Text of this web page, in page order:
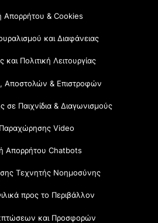
Απορρήτου & Cookies
και Διαφάνειας
και Πολιτική Λειτουργίας
Αποστολών & Επιστροφών
σε Παιχνίδια & Διαγωνισμούς
Video
Απορρήτου Chatbots
Τεχνητής Νοημοσύνης
προς το Περιβάλλον
και Προσφορών